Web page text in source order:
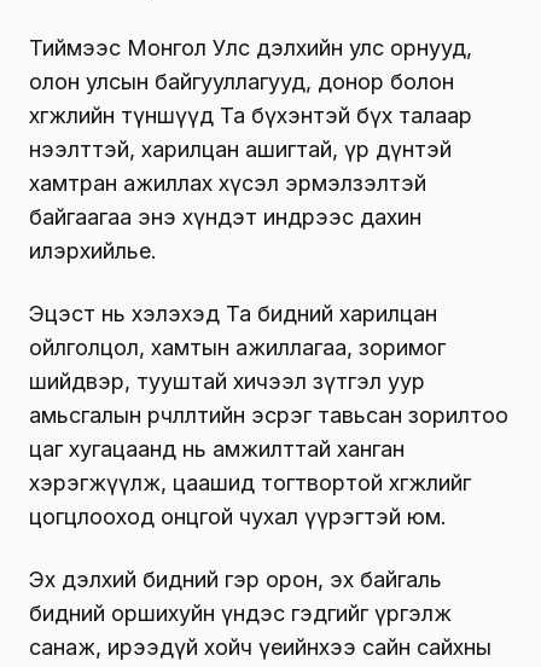
Тиймээс Монгол Улс дэлхийн улс орнууд,
олон улсын байгууллагууд, донор болон
хөгжлийн түншүүд Та бүхэнтэй бүх талаар
нээлттэй, харилцан ашигтай, үр дүнтэй
хамтран ажиллах хүсэл эрмэлзэлтэй
байгаагаа энэ хүндэт индрээс дахин
илэрхийлье.
Эцэст нь хэлэхэд Та бидний харилцан
ойлголцол, хамтын ажиллагаа, зоримог
шийдвэр, тууштай хичээл зүтгэл уур
амьсгалын өөрчлөлтийн эсрэг тавьсан зорилтоо
цаг хугацаанд нь амжилттай ханган
хэрэгжүүлж, цаашид тогтвортой хөгжлийг
цогцлооход онцгой чухал үүрэгтэй юм.
Эх дэлхий бидний гэр орон, эх байгаль
бидний оршихуйн үндэс гэдгийг үргэлж
санаж, ирээдүй хойч үеийнхээ сайн сайхны